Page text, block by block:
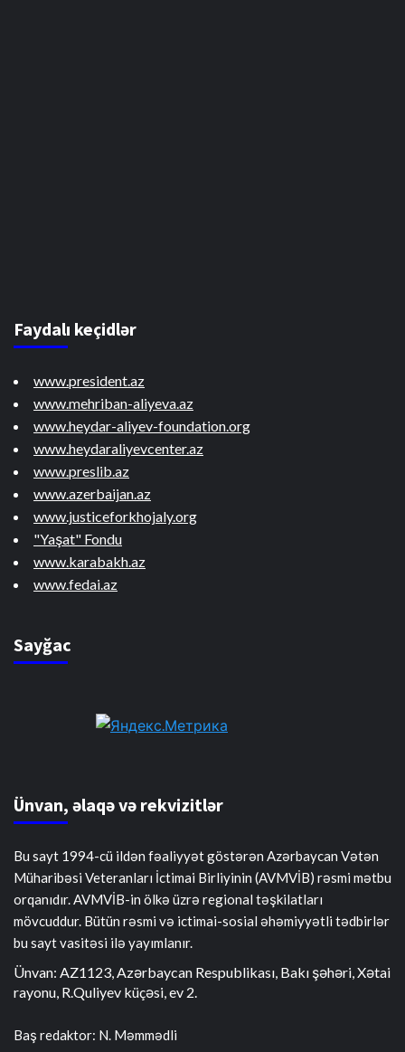
Faydalı keçidlər
www.president.az
www.mehriban-aliyeva.az
www.heydar-aliyev-foundation.org
www.heydaraliyevcenter.az
www.preslib.az
www.azerbaijan.az
www.justiceforkhojaly.org
"Yaşat" Fondu
www.karabakh.az
www.fedai.az
Sayğac
Ünvan, əlaqə və rekvizitlər
Bu sayt 1994-cü ildən fəaliyyət göstərən Azərbaycan Vətən
Müharibəsi Veteranları İctimai Birliyinin (AVMVİB) rəsmi mətbu
orqanıdır. AVMVİB-in ölkə üzrə regional təşkilatları
mövcuddur. Bütün rəsmi və ictimai-sosial əhəmiyyətli tədbirlər
bu sayt vasitəsi ilə yayımlanır.
Ünvan: AZ1123, Azərbaycan Respublikası, Bakı şəhəri, Xətai
rayonu, R.Quliyev küçəsi, ev 2.
Baş redaktor: N. Məmmədli